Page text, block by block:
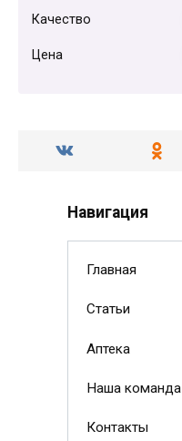
Качество
Цена
Навигация
Главная
Статьи
Аптека
Наша команда
Контакты